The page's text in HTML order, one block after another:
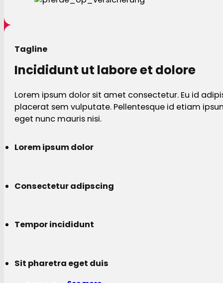
Tagline
Incididunt ut labore et dolore
Lorem ipsum dolor sit amet consectetur. Eu id
placerat sem vulputate. Pellentesque id etiam
eget nunc mauris nisi.
Lorem ipsum dolor
Consectetur adipscing
Tempor incididunt
Sit pharetra eget duis